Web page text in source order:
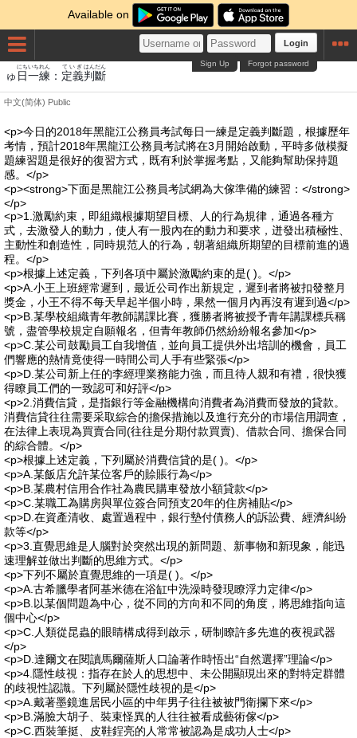
Available on
Login
Forgot password
Sign Up
ゅ 日
にち
一
いち
練
れん
： 定義
ていぎ
判斷
はんだん
中文(简体) Public
<p>今日的2018年黑龍江公務員考試每日一練是定義判斷題，根據歷年
考情，預計2018年黑龍江公務員考試將在3月開始啟動，平時多做模擬
題練習題是很好的復習方式，既有利於掌握考點，又能夠幫助保持題
感。</p>
<p><strong>下面是黑龍江公務員考試網為大傢準備的練習：</strong>
</p>
<p>1.激勵約束，即組織根據期望目標、人的行為規律，通過各種方
式，去激發人的動力，使人有一股內在的動力和要求，迸發出積極性、
主動性和創造性，同時規范人的行為，朝著組織所期望的目標前進的過
程。</p>
<p>根據上述定義，下列各項中屬於激勵約束的是( )。</p>
<p>A.小王上班經常遲到，最近公司作出新規定，遲到者將被扣發整月
獎金，小王不得不每天早起半個小時，果然一個月內再沒有遲到過</p>
<p>B.某學校組織青年教師講課比賽，獲勝者將被授予青年講課標兵稱
號，盡管學校規定自願報名，但青年教師仍然紛紛報名參加</p>
<p>C.某公司鼓勵員工自我增值，並向員工提供外出培訓的機會，員工
們響應的熱情竟使得一時間公司人手有些緊張</p>
<p>D.某公司新上任的李經理業務能力強，而且待人親和有禮，很快獲
得瞭員工們的一致認可和好評</p>
<p>2.消費信貸，是指銀行等金融機構向消費者為消費而發放的貸款。
消費信貸往往需要采取綜合的擔保措施以及進行充分的市場信用調查，
在法律上表現為買賣合同(往往是分期付款買賣)、借款合同、擔保合同
的綜合體。</p>
<p>根據上述定義，下列屬於消費信貸的是( )。</p>
<p>A.某飯店允許某位客戶的賒賬行為</p>
<p>B.某農村信用合作社為農民購車發放小額貸款</p>
<p>C.某職工為購房與單位簽合同預支20年的住房補貼</p>
<p>D.在資產清收、處置過程中，銀行墊付債務人的訴訟費、經濟糾紛
款等</p>
<p>3.直覺思維是人腦對於突然出現的新問題、新事物和新現象，能迅
速理解並做出判斷的思維方式。</p>
<p>下列不屬於直覺思維的一項是( )。</p>
<p>A.古希臘學者阿基米德在浴缸中洗澡時發現瞭浮力定律</p>
<p>B.以某個問題為中心，從不同的方向和不同的角度，將思維指向這
個中心</p>
<p>C.人類從昆蟲的眼睛構成得到啟示，研制瞭許多先進的夜視武器
</p>
<p>D.達爾文在閱讀馬爾薩斯人口論著作時悟出“自然選擇”理論</p>
<p>4.隱性歧視：指存在於人的思想中、未公開顯現出來的對特定群體
的歧視性認識。下列屬於隱性歧視的是</p>
<p>A.戴著墨鏡進居民小區的中年男子往往被被門衛攔下來</p>
<p>B.滿臉大胡子、裝束怪異的人往往被看成藝術傢</p>
<p>C.西裝筆挺、皮鞋鋥亮的人常常被認為是成功人士</p>